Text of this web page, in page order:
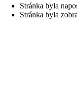
Stránka byla
Stránka byla